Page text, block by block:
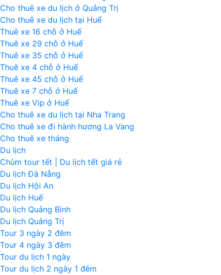
Cho thuê xe du lịch ở Quảng Trị
Cho thuê xe du lịch tại Huế
Thuê xe 16 chỗ ở Huế
Thuê xe 29 chỗ ở Huế
Thuê xe 35 chỗ ở Huế
Thuê xe 4 chỗ ở Huế
Thuê xe 45 chỗ ở Huế
Thuê xe 7 chỗ ở Huế
Thuê xe Vip ở Huế
Cho thuê xe du lịch tại Nha Trang
Cho thuê xe đi hành hương La Vang
Cho thuê xe tháng
Du lịch
Chùm tour tết | Du lịch tết giá rẻ
Du lịch Đà Nẵng
Du lịch Hội An
Du lịch Huế
Du lịch Quảng Bình
Du lịch Quảng Trị
Tour 3 ngày 2 đêm
Tour 4 ngày 3 đêm
Tour du lịch 1 ngày
Tour du lịch 2 ngày 1 đêm